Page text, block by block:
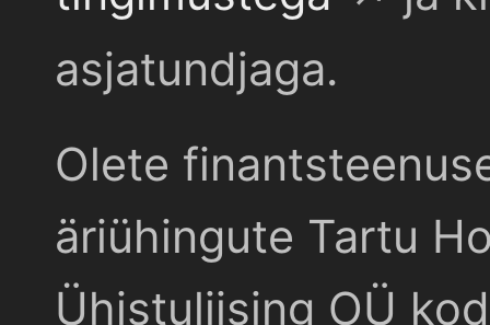
asjatundjaga.
Olete
äriühingute Tartu
Ühistuliising OÜ